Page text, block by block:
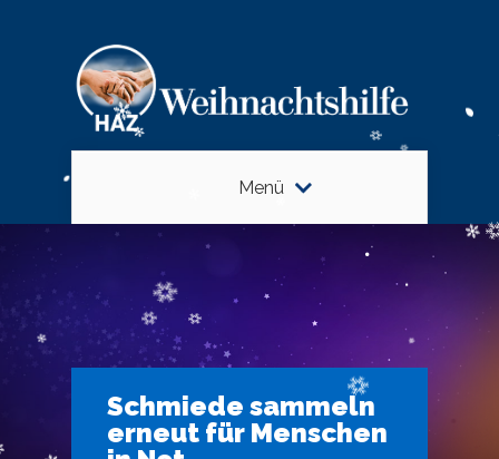
Menü
Schmiede sammeln
erneut für Menschen